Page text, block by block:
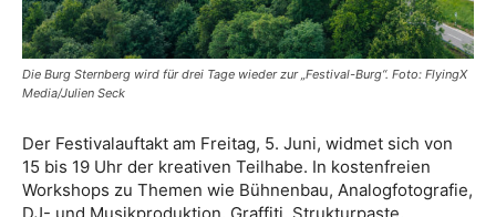
Die Burg Sternberg wird für drei Tage wieder zur „Festival-Burg“. Foto: FlyingX
Media/Julien Seck
Der Festivalauftakt am Freitag, 5. Juni, widmet sich von
15 bis 19 Uhr der kreativen Teilhabe. In kostenfreien
Workshops zu Themen wie Bühnenbau, Analogfotografie,